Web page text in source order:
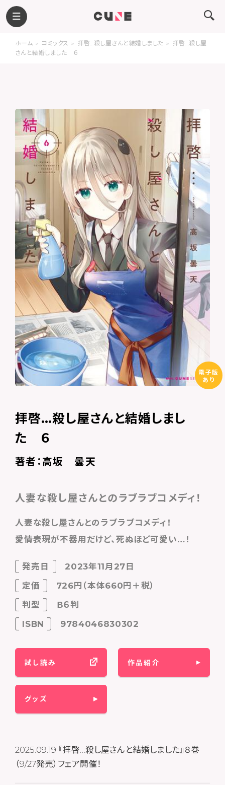
ホーム コミックス 拝啓…殺し屋さんと結婚しました
拝啓…殺し屋
さんと結婚しました ６
電子版
あり
拝啓…殺し屋さんと結婚しまし
た ６
著者：高坂 曇天
人妻な殺し屋さんとのラブラブコメディ！
人妻な殺し屋さんとのラブラブコメディ！
愛情表現が不器用だけど、死ぬほど可愛い…！
発売日
2023年11月27日
定価
726円（本体660円＋税）
判型
Ｂ６判
ISBN
9784046830302
試し読み 作品紹介
グッズ
2025.09.19 『拝啓…殺し屋さんと結婚しました』８巻
（9/27発売）フェア開催！